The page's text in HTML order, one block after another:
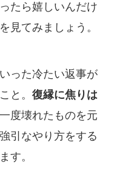
たら嬉しいんだけ
見てみましょう。
った冷たい返事が
と。 復縁に焦りは
度壊れたものを元
引なやり方をする
す。